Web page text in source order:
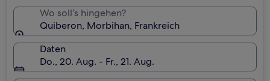
Wo soll’s hingehen?
Quiberon, Morbihan, Frankreich
Daten
Do., 20. Aug. - Fr., 21. Aug.